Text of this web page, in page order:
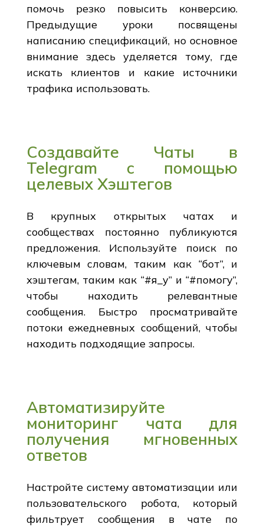
помочь резко повысить конверсию.
Предыдущие уроки посвящены
написанию спецификаций, но основное
внимание здесь уделяется тому, где
искать клиентов и какие источники
трафика использовать.
Создавайте Чаты в
Telegram с помощью
целевых Хэштегов
В крупных открытых чатах и
сообществах постоянно публикуются
предложения. Используйте поиск по
ключевым словам, таким как “бот”, и
хэштегам, таким как “#я_у” и “#помогу”,
чтобы находить релевантные
сообщения. Быстро просматривайте
потоки ежедневных сообщений, чтобы
находить подходящие запросы.
Автоматизируйте
мониторинг чата для
получения мгновенных
ответов
Настройте систему автоматизации или
пользовательского робота, который
фильтрует сообщения в чате по